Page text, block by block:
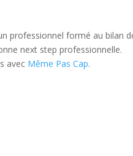
professionnel formé au bilan
next step professionnelle.
avec Même Pas Cap.